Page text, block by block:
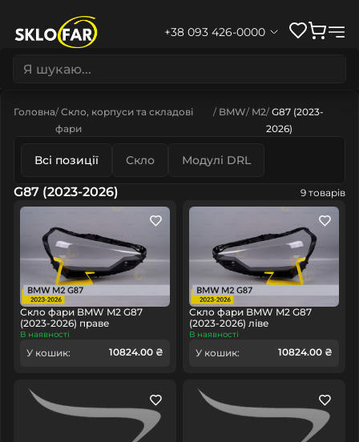
+38 093 426-0000
Головна Скло, корпуси та складові
фари
BMW M2 G87 (2023-
2026)
Всі позиції Скло Модулі DRL
G87 (2023-2026) 9 товарів
Скло фари BMW M2 G87
(2023-2026) праве
В наявності
У кошик: 10824.00 ₴
Скло фари BMW M2 G87
(2023-2026) ліве
В наявності
У кошик: 10824.00 ₴